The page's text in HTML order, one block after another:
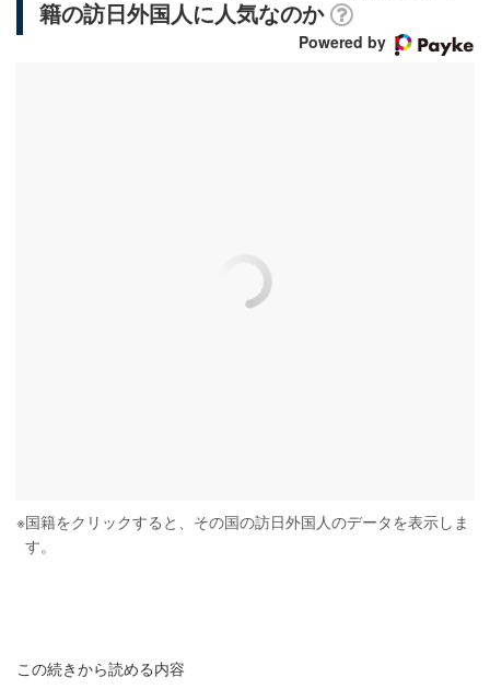
籍の訪日外国人に人気なのか
Powered by
※国籍をクリックすると、その国の訪日外国人のデータを表示しま
す。
この続きから読める内容